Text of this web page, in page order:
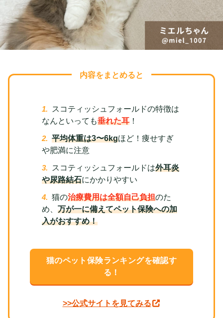
内容をまとめると
スコティッシュフォールドの特徴は
なんといっても垂れた耳 ！
平均体重は3〜6kgほど！痩せすぎ
や肥満に注意
スコティッシュフォールドは外耳炎
や尿路結石にかかりやすい
猫の治療費用は全額自己負担のた
め、 万が一に備えてペット保険への加
入がおすすめ！
猫のペット保険ランキングを確認す
る！
>>公式サイトを見てみる